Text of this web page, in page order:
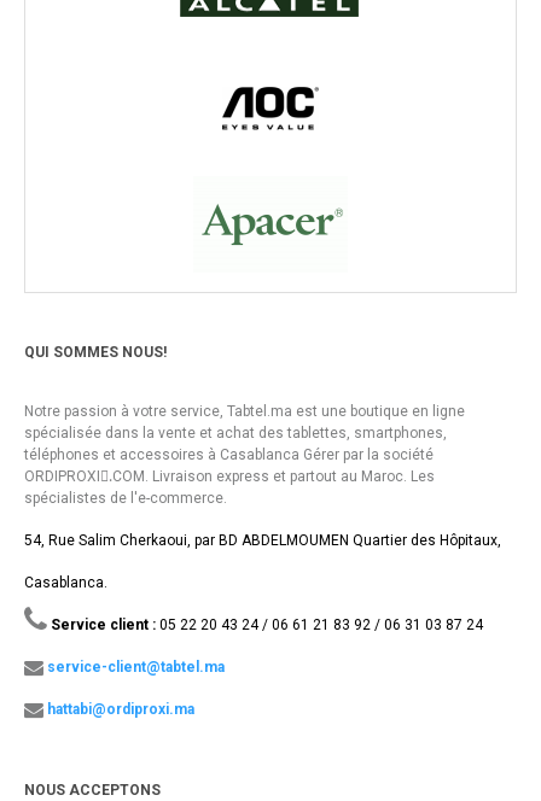
QUI SOMMES NOUS!
Notre passion à votre service, Tabtel.ma est une boutique en ligne
spécialisée dans la vente et achat des tablettes, smartphones,
téléphones et accessoires à Casablanca Gérer par la société
ORDIPROXI.ِCOM. Livraison express et partout au Maroc. Les
spécialistes de l'e-commerce.
54, Rue Salim Cherkaoui, par BD ABDELMOUMEN Quartier des Hôpitaux,
Casablanca.
Service client : 05 22 20 43 24 / 06 61 21 83 92 / 06 31 03 87 24
service-client@tabtel.ma
hattabi@ordiproxi.ma
NOUS ACCEPTONS